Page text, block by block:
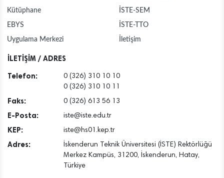
Kütüphane
EBYS
Uygulama Merkezi
İSTE-SEM
İSTE-TTO
İletişim
İLETİŞİM / ADRES
Telefon:
0 (326) 310 10 10
0 (326) 310 10 11
Faks: 0 (326) 613 56 13
E-Posta: iste@iste.edu.tr
KEP: iste@hs01.kep.tr
Adres:
İskenderun Teknik Üniversitesi (İSTE) Rektörlüğü
Merkez Kampüs, 31200, İskenderun, Hatay,
Türkiye